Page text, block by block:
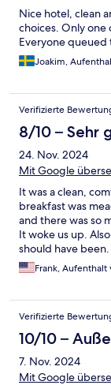
Nice hotel, clean
choices. Only one
Everyone
Joakim,
Verifizierte
8/10 – Sehr
24. Nov. 2024
Mit Google
It was a clean,
breakfast was
and there was so
It woke us up.
should have been.
Frank,
Verifizierte
10/10 –
7. Nov. 2024
Mit Google